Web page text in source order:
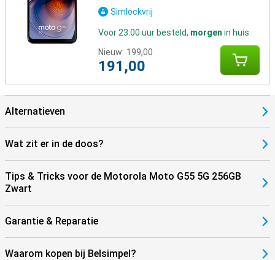
Simlockvrij
Voor 23:00 uur besteld, morgen in huis
Nieuw: 199,00
191,00
Alternatieven
Wat zit er in de doos?
Tips & Tricks voor de Motorola Moto G55 5G 256GB
Zwart
Garantie & Reparatie
Waarom kopen bij Belsimpel?